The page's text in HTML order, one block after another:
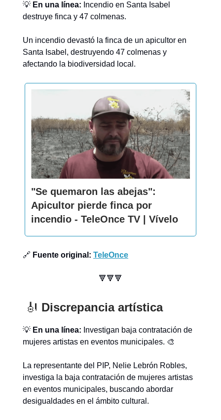
💡 En una línea: Incendio en Santa Isabel
destruye finca y 47 colmenas.
Un incendio devastó la finca de un apicultor en
Santa Isabel, destruyendo 47 colmenas y
afectando la biodiversidad local.
"Se quemaron las abejas":
Apicultor pierde finca por
incendio - TeleOnce TV | Vívelo
🔗 Fuente original: TeleOnce
🔻🔻🔻
🎻 Discrepancia artística
💡 En una línea: Investigan baja contratación de
mujeres artistas en eventos municipales. 🎨
La representante del PIP, Nelie Lebrón Robles,
investiga la baja contratación de mujeres artistas
en eventos municipales, buscando abordar
desigualdades en el ámbito cultural.